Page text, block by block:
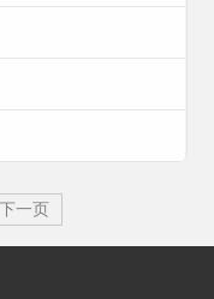
下一页